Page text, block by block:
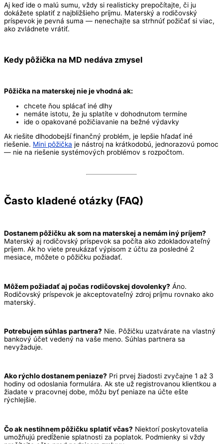
Aj keď ide o malú sumu, vždy si realisticky prepočítajte, či ju
dokážete splatiť z najbližšieho príjmu. Materský a rodičovský
príspevok je pevná suma — nenechajte sa strhnúť požičať si viac,
ako zvládnete vrátiť.
Kedy pôžička na MD nedáva zmysel
Pôžička na materskej nie je vhodná ak:
chcete ňou splácať iné dlhy
nemáte istotu, že ju splatíte v dohodnutom termíne
ide o opakované požičiavanie na bežné výdavky
Ak riešite dlhodobejší finančný problém, je lepšie hľadať iné
riešenie. Mini pôžička je nástroj na krátkodobú, jednorazovú pomoc
— nie na riešenie systémových problémov s rozpočtom.
Často kladené otázky (FAQ)
Dostanem pôžičku ak som na materskej a nemám iný príjem?
Materský aj rodičovský príspevok sa počíta ako zdokladovateľný
príjem. Ak ho viete preukázať výpisom z účtu za posledné 2
mesiace, môžete o pôžičku požiadať.
Môžem požiadať aj počas rodičovskej dovolenky? Áno.
Rodičovský príspevok je akceptovateľný zdroj príjmu rovnako ako
materský.
Potrebujem súhlas partnera? Nie. Pôžičku uzatvárate na vlastný
bankový účet vedený na vaše meno. Súhlas partnera sa
nevyžaduje.
Ako rýchlo dostanem peniaze? Pri prvej žiadosti zvyčajne 1 až 3
hodiny od odoslania formulára. Ak ste už registrovanou klientkou a
žiadate v pracovnej dobe, môžu byť peniaze na účte ešte
rýchlejšie.
Čo ak nestihnem pôžičku splatiť včas? Niektorí poskytovatelia
umožňujú predĺženie splatnosti za poplatok. Podmienky si vždy